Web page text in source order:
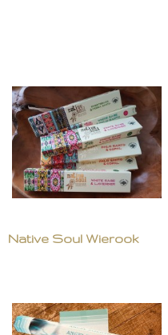
Native Soul Wierook